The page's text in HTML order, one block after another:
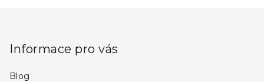
Informace pro vás
Blog